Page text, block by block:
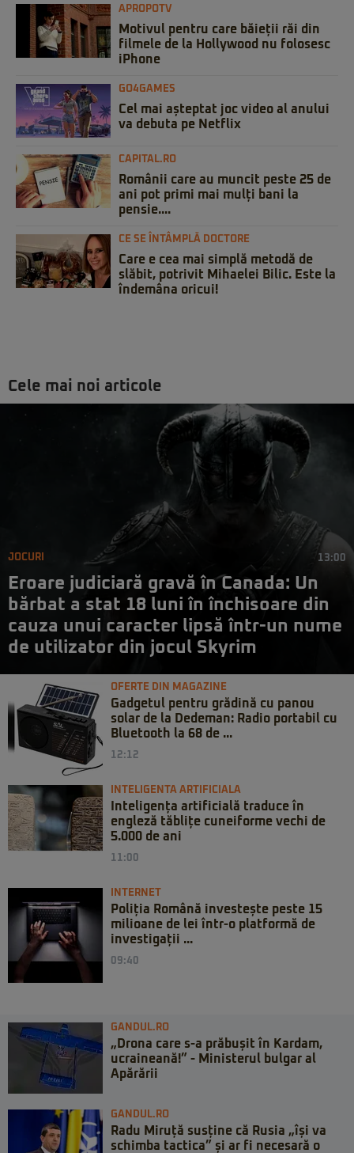
APROPOTV
Motivul pentru care băieții răi din
filmele de la Hollywood nu folosesc
iPhone
GO4GAMES
Cel mai așteptat joc video al anului
va debuta pe Netflix
CAPITAL.RO
Românii care au muncit peste 25 de
ani pot primi mai mulți bani la
pensie....
CE SE ÎNTÂMPLĂ DOCTORE
Care e cea mai simplă metodă de
slăbit, potrivit Mihaelei Bilic. Este la
îndemâna oricui!
Cele mai noi articole
JOCURI 13:00
Eroare judiciară gravă în Canada: Un
bărbat a stat 18 luni în închisoare din
cauza unui caracter lipsă într-un nume
de utilizator din jocul Skyrim
OFERTE DIN MAGAZINE
Gadgetul pentru grădină cu panou
solar de la Dedeman: Radio portabil cu
Bluetooth la 68 de ...
12:12
INTELIGENTA ARTIFICIALA
Inteligența artificială traduce în
engleză tăblițe cuneiforme vechi de
5.000 de ani
11:00
INTERNET
Poliția Română investește peste 15
milioane de lei într-o platformă de
investigații ...
09:40
GANDUL.RO
„Drona care s-a prăbușit în Kardam,
ucraineană!” - Ministerul bulgar al
Apărării
GANDUL.RO
Radu Miruță susține că Rusia „își va
schimba tactica” și ar fi necesară o